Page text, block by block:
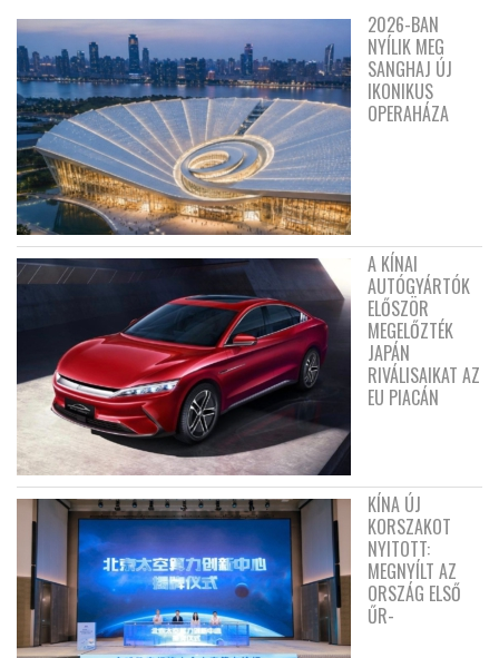
2026-BAN
NYÍLIK MEG
SANGHAJ ÚJ
IKONIKUS
OPERAHÁZA
A KÍNAI
AUTÓGYÁRTÓK
ELŐSZÖR
MEGELŐZTÉK
JAPÁN
RIVÁLISAIKAT AZ
EU PIACÁN
KÍNA ÚJ
KORSZAKOT
NYITOTT:
MEGNYÍLT AZ
ORSZÁG ELSŐ
ŰR-